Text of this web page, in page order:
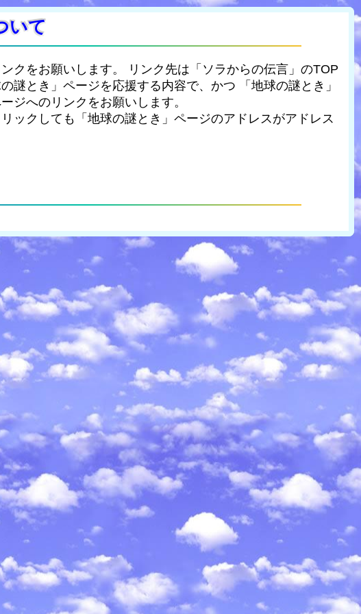
いて
クをお願いします。 リンク先は「ソラからの伝言」のTOP
とき」ページを応援する内容で、かつ 「地球の謎とき」
ジへのリンクをお願いします。
ックしても「地球の謎とき」ページのアドレスがアドレス